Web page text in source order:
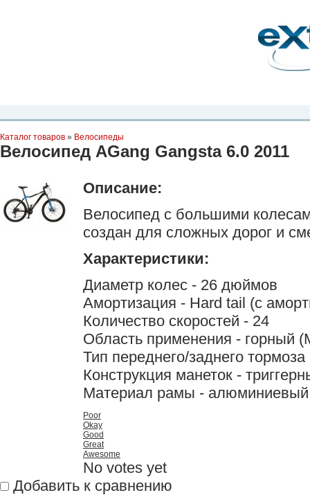
Каталог товаров » Велосипеды
Велосипед AGang Gangsta 6.0 2011
Описание:
Велосипед с большими
создан для сложных дорог и
Характеристики:
Диаметр колес - 26 дюймов
Амортизация - Hard tail (с
Количество скоростей - 24
Область применения - горный
Тип переднего/заднего
Конструкция манеток -
Материал рамы - алюминиевый
Poor
Okay
Good
Great
Awesome
No votes yet
Добавить к сравнению